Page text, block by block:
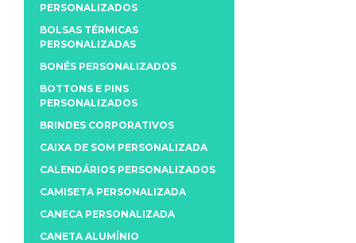
PERSONALIZADOS
BOLSAS TÉRMICAS
PERSONALIZADAS
BONÉS PERSONALIZADOS
BOTTONS E PINS
PERSONALIZADOS
BRINDES CORPORATIVOS
CAIXA DE SOM PERSONALIZADA
CALENDÁRIOS PERSONALIZADOS
CAMISETA PERSONALIZADA
CANECA PERSONALIZADA
CANETA ALUMÍNIO